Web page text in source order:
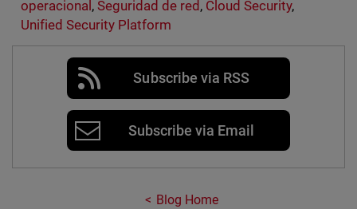
operacional , Seguridad de red , Cloud Security,
Unified Security Platform
Subscribe via RSS
Subscribe via Email
Blog Home